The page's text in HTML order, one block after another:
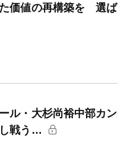
価値の再構築を 選ば
ル・大杉尚裕中部カン
戦う…